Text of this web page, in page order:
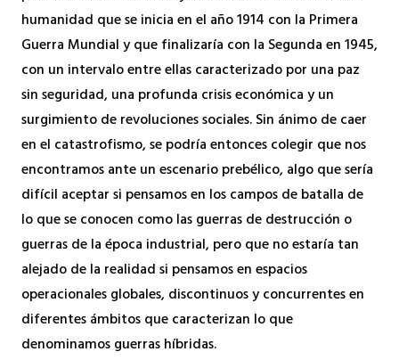
humanidad que se inicia en el año 1914 con la Primera
Guerra Mundial y que finalizaría con la Segunda en 1945,
con un intervalo entre ellas caracterizado por una paz
sin seguridad, una profunda crisis económica y un
surgimiento de revoluciones sociales. Sin ánimo de caer
en el catastrofismo, se podría entonces colegir que nos
encontramos ante un escenario prebélico, algo que sería
difícil aceptar si pensamos en los campos de batalla de
lo que se conocen como las guerras de destrucción o
guerras de la época industrial, pero que no estaría tan
alejado de la realidad si pensamos en espacios
operacionales globales, discontinuos y concurrentes en
diferentes ámbitos que caracterizan lo que
denominamos guerras híbridas.